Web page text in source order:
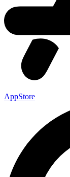
AppStore